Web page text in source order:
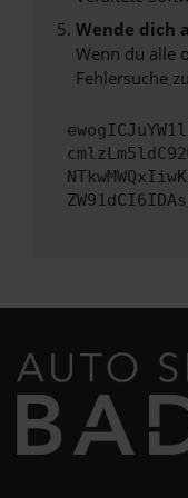
Wende dich
Wenn du alle
Fehlersuche